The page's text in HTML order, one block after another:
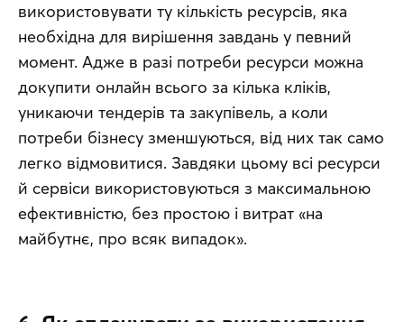
використовувати ту кількість ресурсів, яка
необхідна для вирішення завдань у певний
момент. Адже в разі потреби ресурси можна
докупити онлайн всього за кілька кліків,
уникаючи тендерів та закупівель, а коли
потреби бізнесу зменшуються, від них так само
легко відмовитися. Завдяки цьому всі ресурси
й сервіси використовуються з максимальною
ефективністю, без простою і витрат «на
майбутнє, про всяк випадок».